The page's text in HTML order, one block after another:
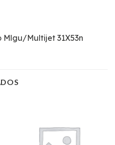
Mlgu/Multijet 31X53n